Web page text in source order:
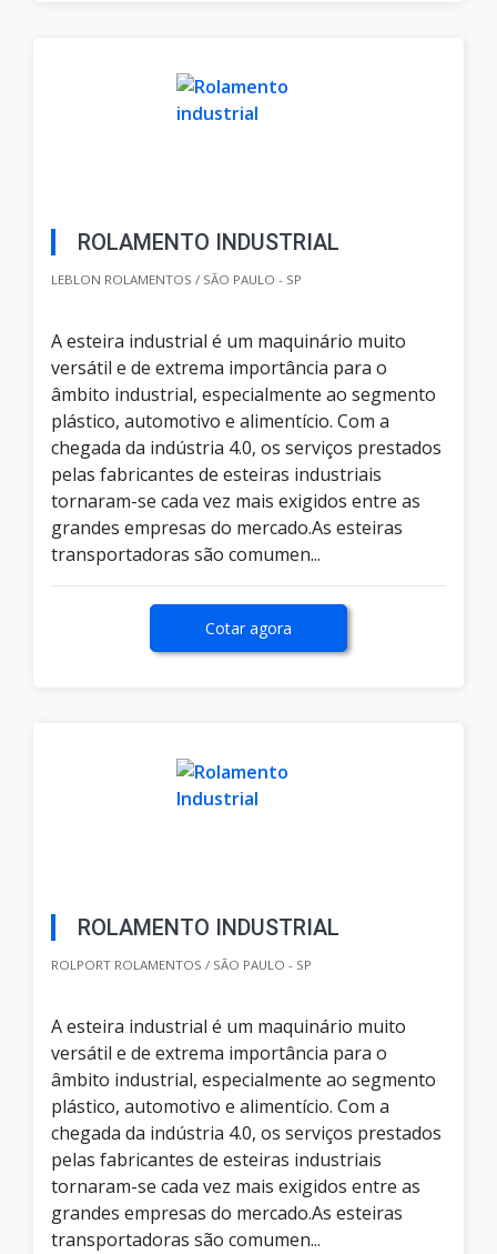
ROLAMENTO INDUSTRIAL
LEBLON ROLAMENTOS / SÃO PAULO - SP
A esteira industrial é um maquinário muito
versátil e de extrema importância para o
âmbito industrial, especialmente ao segmento
plástico, automotivo e alimentício. Com a
chegada da indústria 4.0, os serviços prestados
pelas fabricantes de esteiras industriais
tornaram-se cada vez mais exigidos entre as
grandes empresas do mercado.As esteiras
transportadoras são comumen...
Cotar agora
ROLAMENTO INDUSTRIAL
ROLPORT ROLAMENTOS / SÃO PAULO - SP
A esteira industrial é um maquinário muito
versátil e de extrema importância para o
âmbito industrial, especialmente ao segmento
plástico, automotivo e alimentício. Com a
chegada da indústria 4.0, os serviços prestados
pelas fabricantes de esteiras industriais
tornaram-se cada vez mais exigidos entre as
grandes empresas do mercado.As esteiras
transportadoras são comumen...